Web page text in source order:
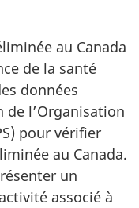
au Canada
de la santé
données
l’Organisation
pour vérifier
au Canada.
un
associé à